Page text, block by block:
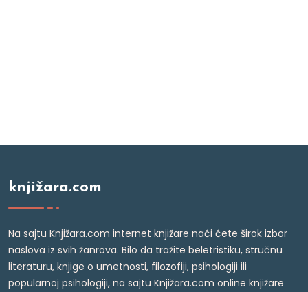
knjižara.com
Na sajtu Knjižara.com internet knjižare naći ćete širok izbor
naslova iz svih žanrova. Bilo da tražite beletristiku, stručnu
literaturu, knjige o umetnosti, filozofiji, psihologiji ili
popularnoj psihologiji, na sajtu Knjižara.com online knjižare